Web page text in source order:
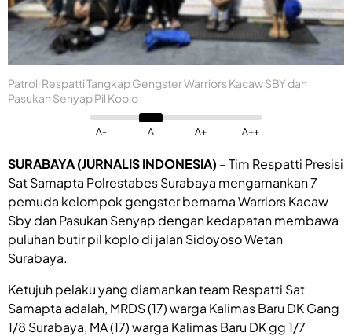
Patroli Respatti Tangkap Gengster Warriors Kacaw SBY dan
Pasukan Senyap Pil Koplo
A- A A+ A++
SURABAYA (JURNALIS INDONESIA) – Tim Respatti Presisi
Sat Samapta Polrestabes Surabaya mengamankan 7
pemuda kelompok gengster bernama Warriors Kacaw
Sby dan Pasukan Senyap dengan kedapatan membawa
puluhan butir pil koplo di jalan Sidoyoso Wetan
Surabaya.
Ketujuh pelaku yang diamankan team Respatti Sat
Samapta adalah, MRDS (17) warga Kalimas Baru DK Gang
1/8 Surabaya, MA (17) warga Kalimas Baru DK gg 1/7